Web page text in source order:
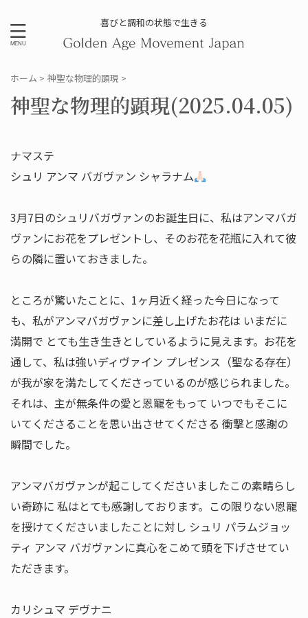
喜びと調和の状態で生きる
ホーム > 神聖な物理的顕現 >
神聖な物理的顕現(2025.04.05)
ナマステ
シュリ アンマ バガヴァン シャラナム
3月7日のシュリバガヴァンのお誕生日に、私はアンマバガ
ヴァンにお花をプレゼントし、そのお花を花瓶に入れて彼
らの隣に置いておきました。
ところが驚いたことに、1ヶ月近く経った今日になって
も、私がアンマバガヴァンに差し上げたお花は いまだに
満開で とても生き生きとしているように見えます。お花を
通して、私は強いディヴァイン プレゼンス（聖なる存在）
が我が家を満たしてくださっているのが感じられました。
それは、主が無条件の愛と恩寵をもって いつでもそこに
いてくださることを思い出させてくださる 衝撃と感謝の
瞬間でした。
アンマバガヴァンが起こしてくださいましたこの素晴らし
い奇跡に 私はとても感謝しております。この限りない恩寵
を授けてくださいましたことに対し シュリ パラムジョッ
ティ アンマ バガヴァンに真心をこめて頭を下げさせてい
ただきます。
カリシュマ デヴナニ